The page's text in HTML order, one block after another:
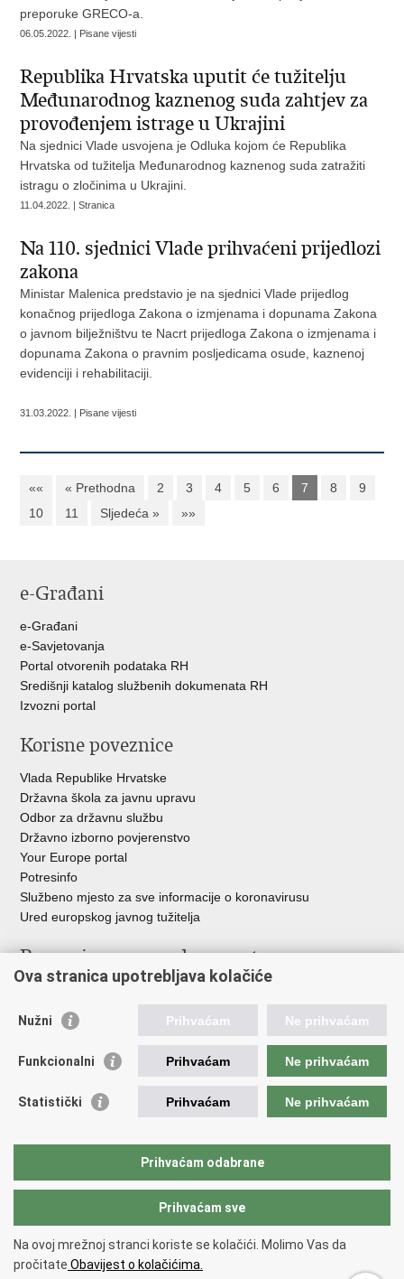
preporuke GRECO-a.
06.05.2022. | Pisane vijesti
Republika Hrvatska uputit će tužitelju
Međunarodnog kaznenog suda zahtjev za
provođenjem istrage u Ukrajini
Na sjednici Vlade usvojena je Odluka kojom će Republika
Hrvatska od tužitelja Međunarodnog kaznenog suda zatražiti
istragu o zločinima u Ukrajini.
11.04.2022. | Stranica
Na 110. sjednici Vlade prihvaćeni prijedlozi
zakona
Ministar Malenica predstavio je na sjednici Vlade prijedlog
konačnog prijedloga Zakona o izmjenama i dopunama Zakona
o javnom bilježništvu te Nacrt prijedloga Zakona o izmjenama i
dopunama Zakona o pravnim posljedicama osude, kaznenoj
evidenciji i rehabilitaciji.
31.03.2022. | Pisane vijesti
«« « Prethodna 2 3 4 5 6 7 8
9
10
11 Sljedeća » »»
e-Građani
e-Građani
e-Savjetovanja
Portal otvorenih podataka RH
Središnji katalog službenih dokumenata RH
Izvozni portal
Korisne poveznice
Vlada Republike Hrvatske
Državna škola za javnu upravu
Odbor za državnu službu
Državno izborno povjerenstvo
Your Europe portal
Potresinfo
Službeno mjesto za sve informacije o koronavirusu
Ured europskog javnog tužitelja
Poveznice pravosudnog sustava
Državno odvjetništvo
Ured za suzbijanje korupcije i organiziranog kriminaliteta
Državnoodvjetničko vijeće
Hrvatska odvjetnička komora
Europski pravosudni portal
Copyright © 2026 Ministarstvo pravosuđa, uprave i digitalne
transformacije Republike Hrvatske.
pristupačnosti.
Ova stranica upotrebljava kolačiće
Nužni Prihvaćam Ne prihvaćam
Funkcionalni Prihvaćam Ne prihvaćam
Statistički Prihvaćam Ne prihvaćam
Prihvaćam odabrane
Prihvaćam sve
Na ovoj mrežnoj stranci koriste se kolačići. Molimo Vas da
pročitate Obavijest o kolačićima.